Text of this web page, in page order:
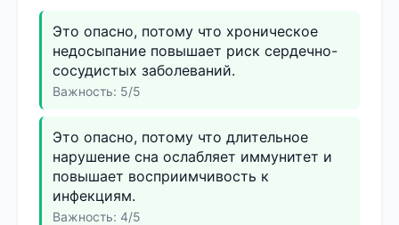
Это опасно, потому что хроническое
недосыпание повышает риск сердечно-
сосудистых заболеваний.
Важность: 5/5
Это опасно, потому что длительное
нарушение сна ослабляет иммунитет и
повышает восприимчивость к
инфекциям.
Важность: 4/5